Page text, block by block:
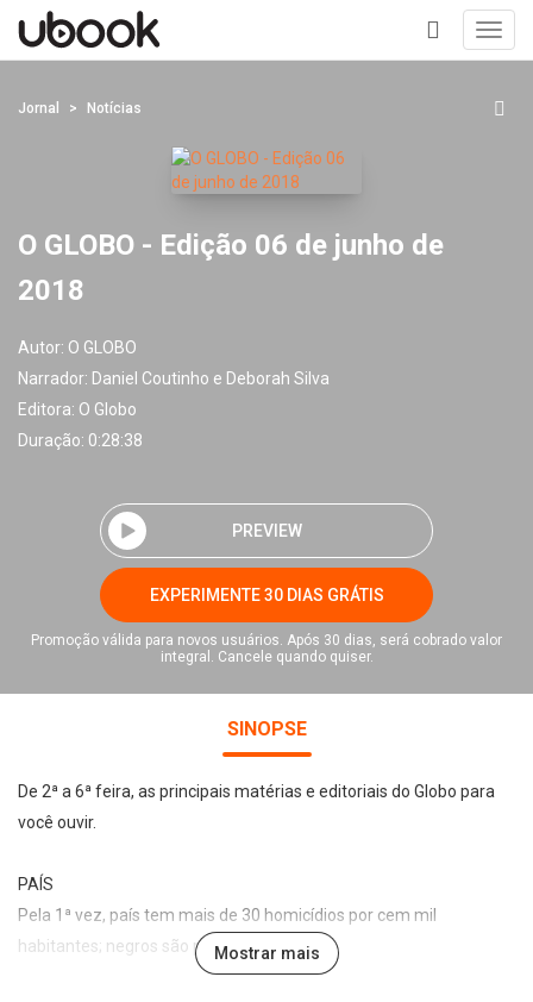
+
Jornal Notícias
O GLOBO - Edição 06 de junho de
2018
Autor: O GLOBO
Narrador: Daniel Coutinho e Deborah Silva
Editora: O Globo
Duração: 0:28:38
PREVIEW
EXPERIMENTE 30 DIAS GRÁTIS
Promoção válida para novos usuários. Após 30 dias, será cobrado valor
integral. Cancele quando quiser.
SINOPSE
De 2ª a 6ª feira, as principais matérias e editoriais do Globo para
você ouvir.
PAÍS
Pela 1ª vez, país tem mais de 30 homicídios por cem mil
habitantes; negros são principais vítimas
Mostrar mais